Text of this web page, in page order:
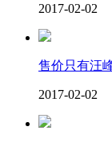
2017-02-02
售价只有汪
2017-02-02